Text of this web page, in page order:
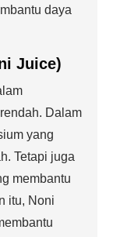
daya
Juice)
Dalam
yang
Tetapi juga
membantu
itu, Noni